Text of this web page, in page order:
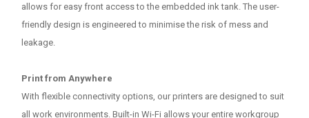
allows for easy front access to the embedded ink tank. The user-
friendly design is engineered to minimise the risk of mess and
leakage.
Print from Anywhere
With flexible connectivity options, our printers are designed to suit
all work environments. Built-in Wi-Fi allows your entire workgroup